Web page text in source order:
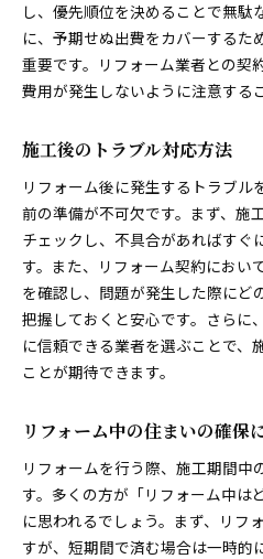
し、優先順位を決めることで無駄
に、予期せぬ出費をカバーするた
重要です。リフォーム業者との契
費用が発生しないように注意する
施工後のトラブル対応方法
リフォーム後に発生するトラブル
前の準備が不可欠です。まず、施
チェックし、不具合があればすぐ
す。また、リフォーム契約におい
を確認し、問題が発生した際にど
把握しておくと安心です。さらに
に信頼できる業者を選ぶことで、
ことが期待できます。
リフォーム中の住まいの確保
リフォームを行う際、施工期間中
す。多くの方が「リフォーム中は
に思われるでしょう。まず、リフ
すが、短期間で済む場合は一時的